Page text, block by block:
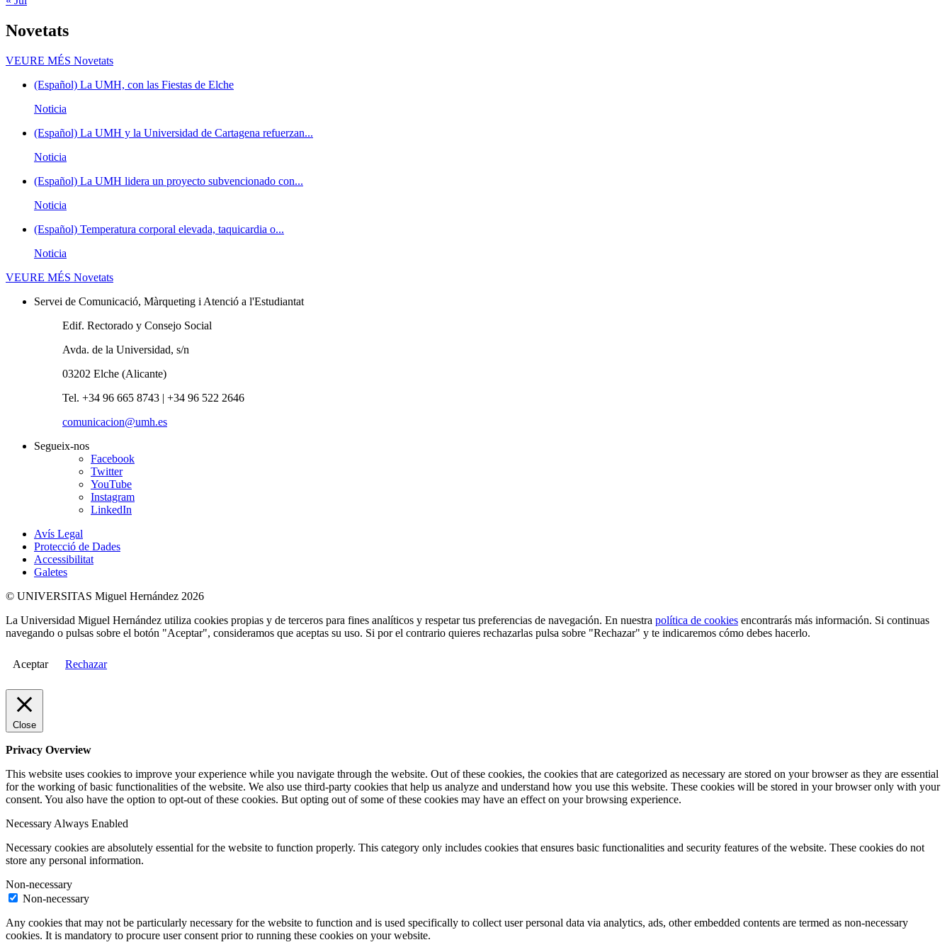
Novetats
VEURE MÉS Novetats
(Español) La UMH, con las Fiestas de Elche
Noticia
(Español) La UMH y la Universidad de Cartagena refuerzan...
Noticia
(Español) La UMH lidera un proyecto subvencionado con...
Noticia
(Español) Temperatura corporal elevada, taquicardia o...
Noticia
VEURE MÉS Novetats
Servei de Comunicació, Màrqueting i Atenció a l'Estudiantat
Edif. Rectorado y Consejo Social
Avda. de la Universidad, s/n
03202 Elche (Alicante)
Tel. +34 96 665 8743 | +34 96 522 2646
comunicacion@umh.es
Segueix-nos
Facebook
Twitter
YouTube
Instagram
LinkedIn
Avís Legal
Protecció de Dades
Accessibilitat
Galetes
© UNIVERSITAS Miguel Hernández 2026
La Universidad Miguel Hernández utiliza cookies propias y de terceros para fines analíticos y respetar tus preferencias de navegación. En nuestra política de cookies encontrarás más información. Si continuas
navegando o pulsas sobre el botón "Aceptar", consideramos que aceptas su uso. Si por el contrario quieres rechazarlas pulsa sobre "Rechazar" y te indicaremos cómo debes hacerlo.
Aceptar Rechazar
Close
Privacy Overview
This website uses cookies to improve your experience while you navigate through the website. Out of these cookies, the cookies that are categorized as necessary are stored on your browser as they are essential
for the working of basic functionalities of the website. We also use third-party cookies that help us analyze and understand how you use this website. These cookies will be stored in your browser only with your
consent. You also have the option to opt-out of these cookies. But opting out of some of these cookies may have an effect on your browsing experience.
Necessary Always Enabled
Necessary cookies are absolutely essential for the website to function properly. This category only includes cookies that ensures basic functionalities and security features of the website. These cookies do not
store any personal information.
Non-necessary
Non-necessary
Any cookies that may not be particularly necessary for the website to function and is used specifically to collect user personal data via analytics, ads, other embedded contents are termed as non-necessary
cookies. It is mandatory to procure user consent prior to running these cookies on your website.